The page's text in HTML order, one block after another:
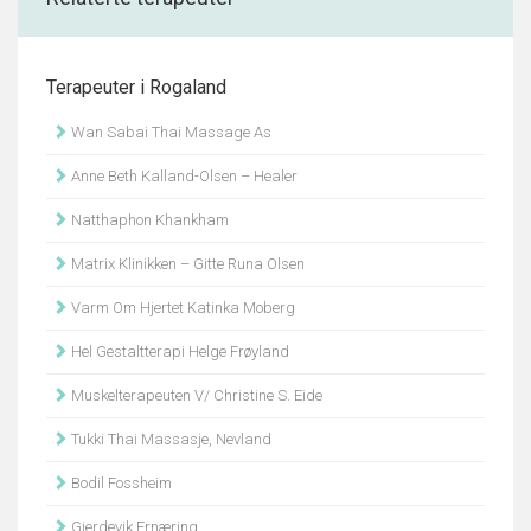
Terapeuter i Rogaland
Wan Sabai Thai Massage As
Anne Beth Kalland-Olsen – Healer
Natthaphon Khankham
Matrix Klinikken – Gitte Runa Olsen
Varm Om Hjertet Katinka Moberg
Hel Gestaltterapi Helge Frøyland
Muskelterapeuten V/ Christine S. Eide
Tukki Thai Massasje, Nevland
Bodil Fossheim
Gjerdevik Ernæring